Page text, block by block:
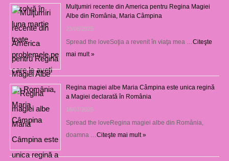
Mulţumiri recente din America pentru Regina Magiei
Albe din România, Maria Câmpina
23/08/2025
Spread the loveSoţia a revenit în viaţa mea …Citeşte
mai mult »
Regina magiei albe Maria Câmpina este unica regină
a Magiei declarată în România
16/07/2025
Spread the loveRegina magiei albe din România,
doamna …Citeşte mai mult »